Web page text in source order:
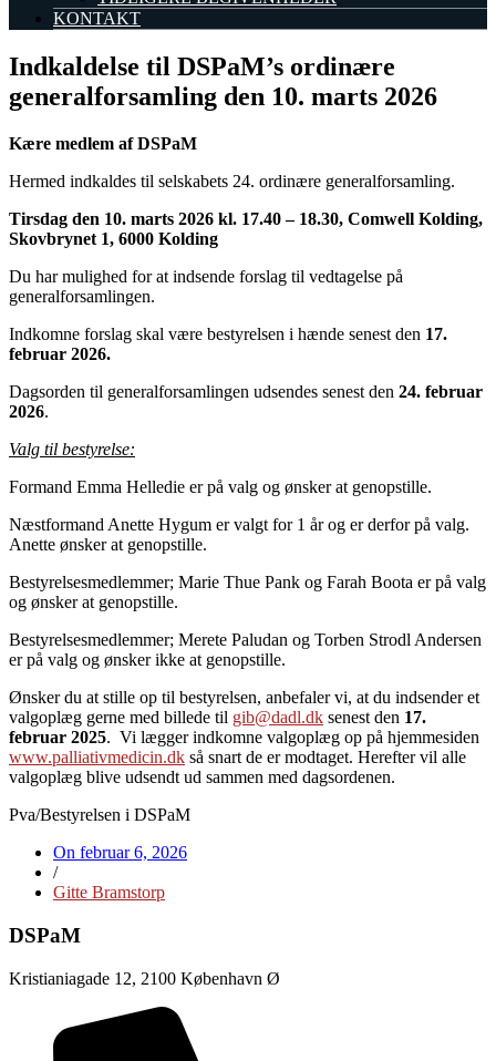
KONTAKT
Indkaldelse til DSPaM’s ordinære
generalforsamling den 10. marts 2026
Kære medlem af DSPaM
Hermed indkaldes til selskabets 24. ordinære generalforsamling.
Tirsdag den 10. marts 2026 kl. 17.40 – 18.30, Comwell Kolding,
Skovbrynet 1, 6000 Kolding
Du har mulighed for at indsende forslag til vedtagelse på
generalforsamlingen.
Indkomne forslag skal være bestyrelsen i hænde senest den 17.
februar 2026.
Dagsorden til generalforsamlingen udsendes senest den 24. februar
2026.
Valg til bestyrelse:
Formand Emma Helledie er på valg og ønsker at genopstille.
Næstformand Anette Hygum er valgt for 1 år og er derfor på valg.
Anette ønsker at genopstille.
Bestyrelsesmedlemmer; Marie Thue Pank og Farah Boota er på valg
og ønsker at genopstille.
Bestyrelsesmedlemmer; Merete Paludan og Torben Strodl Andersen
er på valg og ønsker ikke at genopstille.
Ønsker du at stille op til bestyrelsen, anbefaler vi, at du indsender et
valgoplæg gerne med billede til gib@dadl.dk senest den 17.
februar 2025. Vi lægger indkomne valgoplæg op på hjemmesiden
www.palliativmedicin.dk så snart de er modtaget. Herefter vil alle
valgoplæg blive udsendt ud sammen med dagsordenen.
Pva/Bestyrelsen i DSPaM
On februar 6, 2026
/
Gitte Bramstorp
DSPaM
Kristianiagade 12, 2100 København Ø